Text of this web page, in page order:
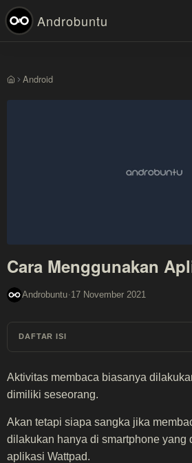
Androbuntu
BerandaAndroid
Cara Menggunakan
Androbuntu·17 November 2021
DAFTAR ISI
Aktivitas membaca biasanya
dimiliki seseorang.
Akan tetapi siapa sangka jika
dilakukan hanya di smartphone yang
aplikasi Wattpad.